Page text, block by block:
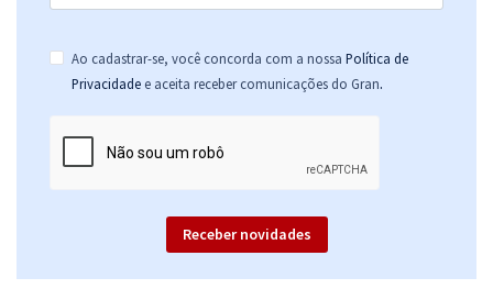
Ao cadastrar-se, você concorda com a nossa Política de
Privacidade e aceita receber comunicações do Gran.
Receber novidades